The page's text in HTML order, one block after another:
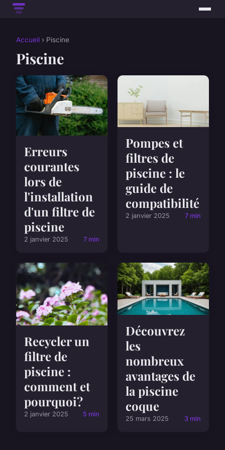
Accueil › Piscine
Piscine
Erreurs
courantes
lors de
l'installation
d'un filtre de
piscine
2 janvier 2025 7 min
Pompes et
filtres de
piscine : le
guide de
compatibilité
2 janvier 2025 7 min
Recycler un
filtre de
piscine :
comment et
pourquoi?
2 janvier 2025 5 min
Découvrez
les
nombreux
avantages de
la piscine
coque
25 mars 2025 3 min